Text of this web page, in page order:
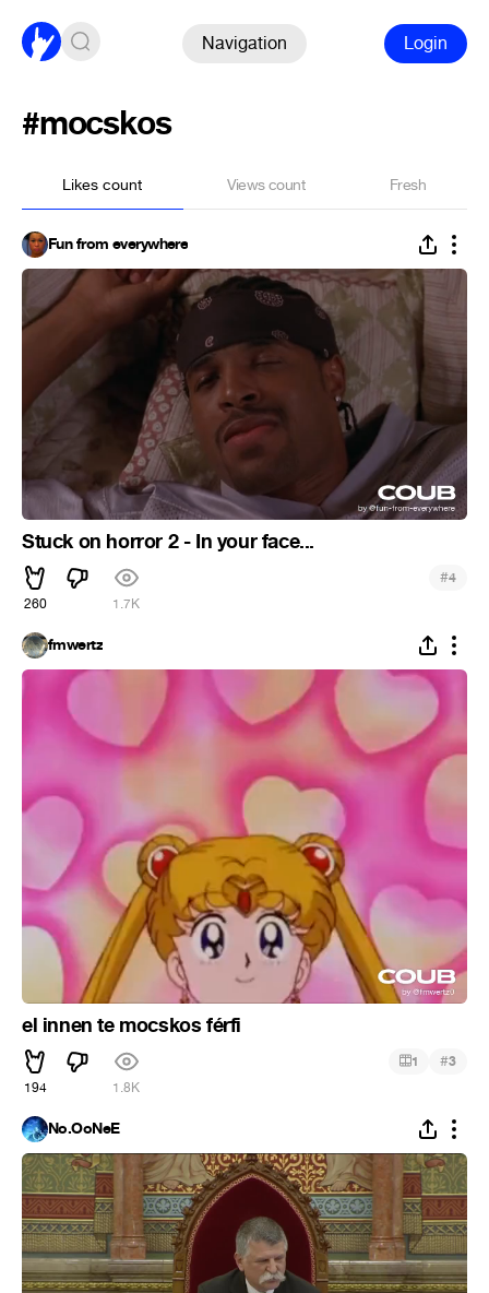
Navigation Login
#mocskos
Likes count Views count Fresh
Fun from everywhere
Stuck on horror 2 - In your face...
260 1.7K
#4
fmwertz
el innen te mocskos férfi
194 1.8K
1 #3
No.OoNeE